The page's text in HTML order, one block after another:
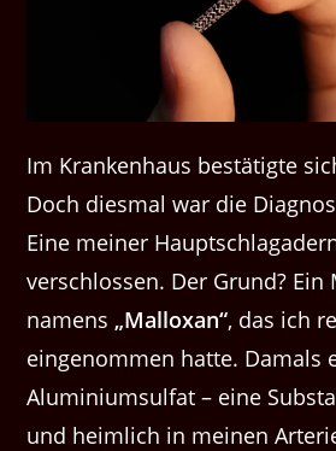
Im Krankenhaus bestätigte
Doch diesmal war die
Eine meiner
verschlossen. Der Grund? Ein
namens „Malloxan“, das ich
eingenommen hatte. Damals
Aluminiumsulfat – eine
und heimlich in meinen